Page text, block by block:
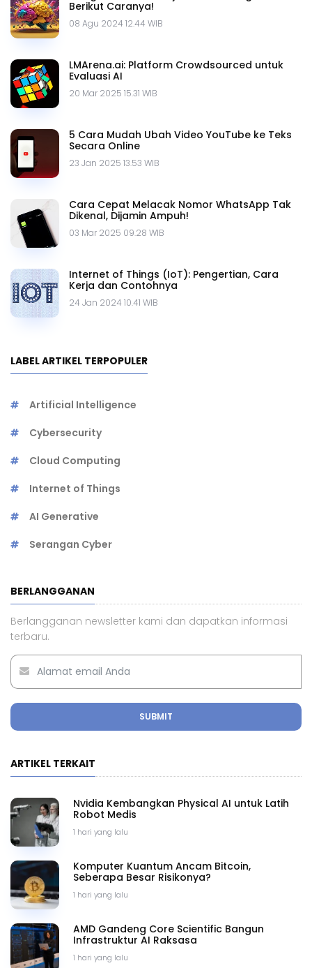
Berikut Caranya!
08 Agu 2024 12.44 WIB
LMArena.ai: Platform Crowdsourced untuk
Evaluasi AI
20 Mar 2025 15.31 WIB
5 Cara Mudah Ubah Video YouTube ke Teks
Secara Online
23 Jan 2025 13.53 WIB
Cara Cepat Melacak Nomor WhatsApp Tak
Dikenal, Dijamin Ampuh!
03 Mar 2025 09.28 WIB
Internet of Things (IoT): Pengertian, Cara
Kerja dan Contohnya
24 Jan 2024 10.41 WIB
LABEL ARTIKEL TERPOPULER
Artificial Intelligence
Cybersecurity
Cloud Computing
Internet of Things
AI Generative
Serangan Cyber
BERLANGGANAN
Berlangganan newsletter kami dan dapatkan informasi
terbaru.
SUBMIT
ARTIKEL TERKAIT
1 hari yang lalu
Nvidia Kembangkan Physical AI untuk Latih
Robot Medis
1 hari yang lalu
Komputer Kuantum Ancam Bitcoin,
Seberapa Besar Risikonya?
1 hari yang lalu
AMD Gandeng Core Scientific Bangun
Infrastruktur AI Raksasa